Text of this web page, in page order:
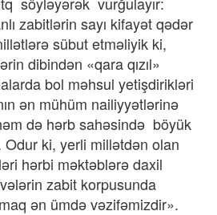
zabitlərin sayı kifayət qədər
sübut etməliyik ki,
dibindən «qara qızıl»
bol məhsul yetişdirikləri
ən mühüm nailiyyətlərinə
də hərb sahəsində böyük
ki, yerli millətdən olan
hərbi məktəblərə daxil
zabit korpusunda
ən ümdə vəzifəmizdir».